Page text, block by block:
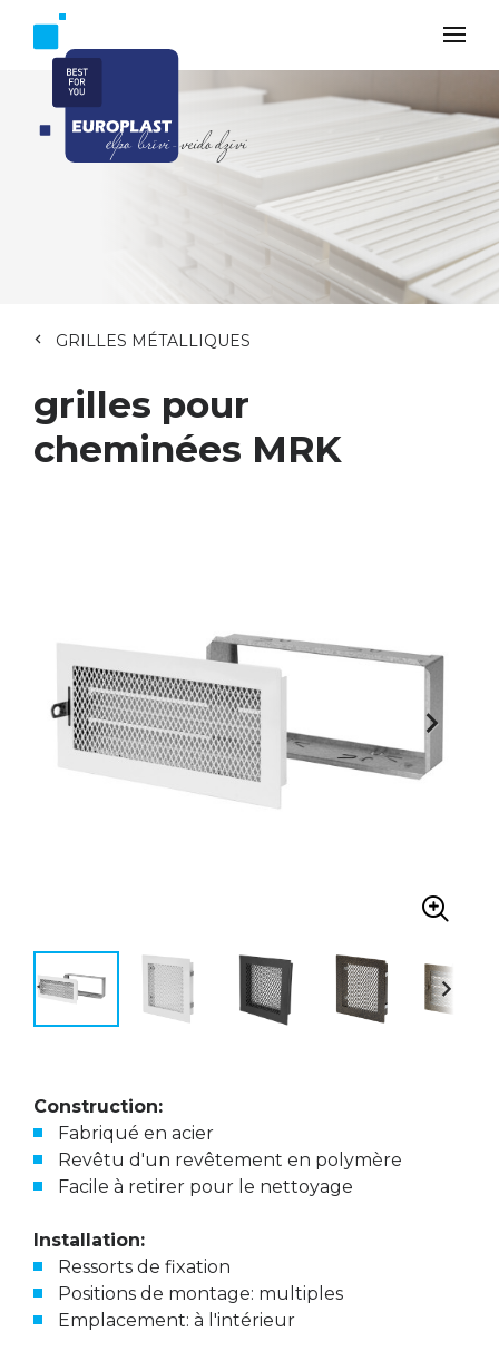
GRILLES MÉTALLIQUES
grilles pour
cheminées MRK
Construction:
Fabriqué en acier
Revêtu d'un revêtement en polymère
Facile à retirer pour le nettoyage
Installation:
Ressorts de fixation
Positions de montage: multiples
Emplacement: à l'intérieur